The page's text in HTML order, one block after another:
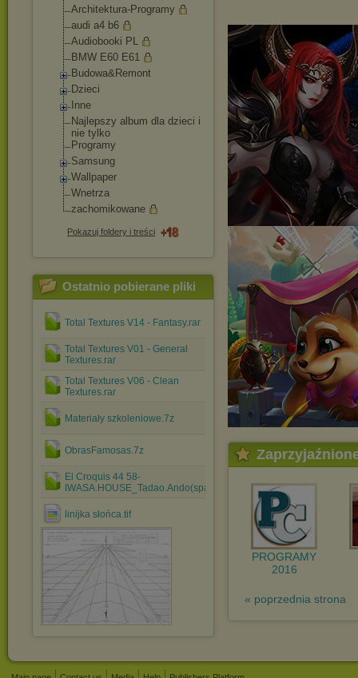
Architektura-Programy
audi a4 b6
Audiobooki PL
BMW E60 E61
Budowa&Remont
Dzieci
Inne
Najlepszy album dla dzieci i
nie tylko
Programy
Samsung
Wallpaper
Wnetrza
zachomikowane
Pokazuj foldery i treści
Ostatnio pobierane pliki
Total Textures V14 - Fantasy.rar
Total Textures V01 - General
Textures.rar
Total Textures V06 - Clean
Textures.rar
Materiały szkoleniowe.7z
ObrasFamosas.7z
El Croquis 44 58-
IWASA.HOUSE_Tadao.Ando(spanish).rar
linijka słońca.tif
PROGRAMY
2016
« poprzednia strona